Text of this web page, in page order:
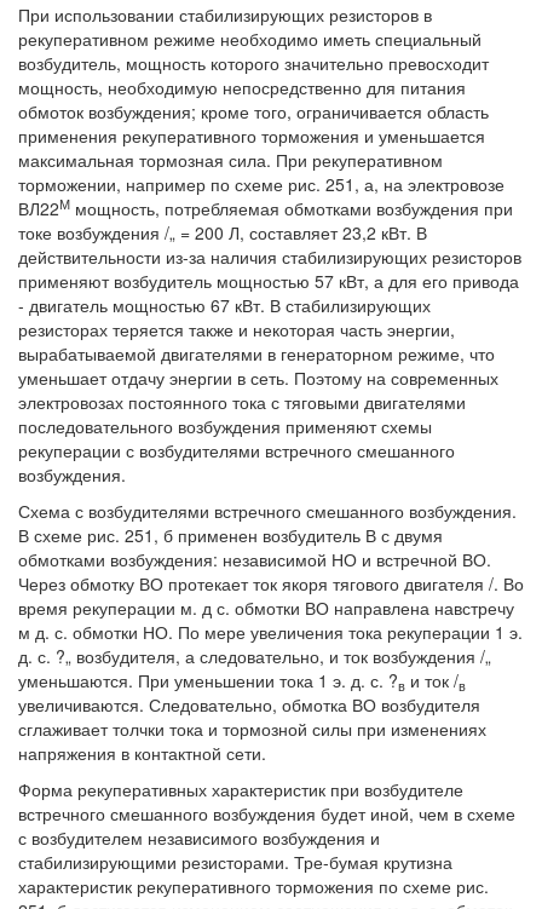
При использовании стабилизирующих резисторов в
рекуперативном режиме необходимо иметь специальный
возбудитель, мощность которого значительно превосходит
мощность, необходимую непосредственно для питания
обмоток возбуждения; кроме того, ограничивается область
применения рекуперативного торможения и уменьшается
максимальная тормозная сила. При рекуперативном
торможении, например по схеме рис. 251, а, на электровозе
ВЛ22М мощность, потребляемая обмотками возбуждения при
токе возбуждения /„ = 200 Л, составляет 23,2 кВт. В
действительности из-за наличия стабилизирующих резисторов
применяют возбудитель мощностью 57 кВт, а для его привода
- двигатель мощностью 67 кВт. В стабилизирующих
резисторах теряется также и некоторая часть энергии,
вырабатываемой двигателями в генераторном режиме, что
уменьшает отдачу энергии в сеть. Поэтому на современных
электровозах постоянного тока с тяговыми двигателями
последовательного возбуждения применяют схемы
рекуперации с возбудителями встречного смешанного
возбуждения.
Схема с возбудителями встречного смешанного возбуждения.
В схеме рис. 251, б применен возбудитель В с двумя
обмотками возбуждения: независимой НО и встречной ВО.
Через обмотку ВО протекает ток якоря тягового двигателя /. Во
время рекуперации м. д с. обмотки ВО направлена навстречу
м д. с. обмотки НО. По мере увеличения тока рекуперации 1 э.
д. с. ?„ возбудителя, а следовательно, и ток возбуждения /„
уменьшаются. При уменьшении тока 1 э. д. с. ?в и ток /в
увеличиваются. Следовательно, обмотка ВО возбудителя
сглаживает толчки тока и тормозной силы при изменениях
напряжения в контактной сети.
Форма рекуперативных характеристик при возбудителе
встречного смешанного возбуждения будет иной, чем в схеме
с возбудителем независимого возбуждения и
стабилизирующими резисторами. Тре-бумая крутизна
характеристик рекуперативного торможения по схеме рис.